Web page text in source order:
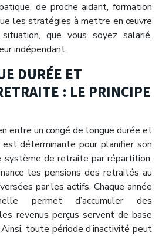
de proche aidant, formation
les stratégies à mettre en œuvre
que vous soyez salarié,
indépendant.
DURÉE ET
: LE PRINCIPE
entre un congé de longue durée et
déterminante pour planifier son
système de retraite par répartition,
les pensions des retraités au
par les actifs. Chaque année
permet d’accumuler des
revenus perçus servent de base
toute période d’inactivité peut